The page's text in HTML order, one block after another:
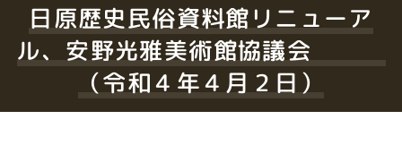
日原歴史民俗資料館リニューア
ル、安野光雅美術館協議会
（令和４年４月２日）